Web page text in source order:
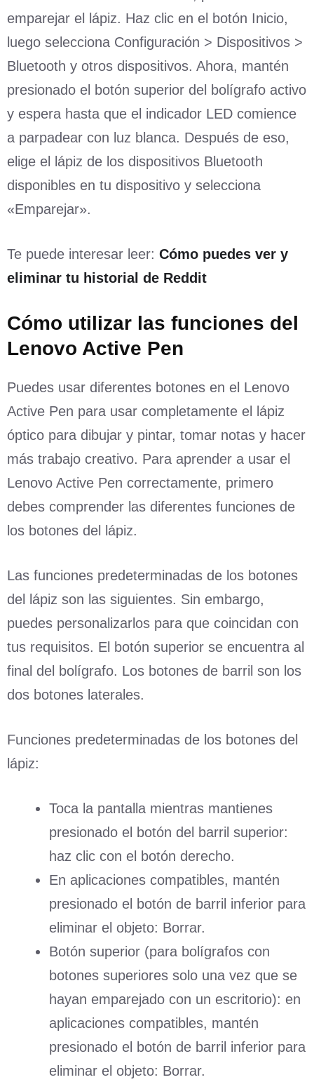
emparejar el lápiz. Haz clic en el botón Inicio,
luego selecciona Configuración > Dispositivos >
Bluetooth y otros dispositivos. Ahora, mantén
presionado el botón superior del bolígrafo activo
y espera hasta que el indicador LED comience
a parpadear con luz blanca. Después de eso,
elige el lápiz de los dispositivos Bluetooth
disponibles en tu dispositivo y selecciona
«Emparejar».
Te puede interesar leer: Cómo puedes ver y
eliminar tu historial de Reddit
Cómo utilizar las funciones del
Lenovo Active Pen
Puedes usar diferentes botones en el Lenovo
Active Pen para usar completamente el lápiz
óptico para dibujar y pintar, tomar notas y hacer
más trabajo creativo. Para aprender a usar el
Lenovo Active Pen correctamente, primero
debes comprender las diferentes funciones de
los botones del lápiz.
Las funciones predeterminadas de los botones
del lápiz son las siguientes. Sin embargo,
puedes personalizarlos para que coincidan con
tus requisitos. El botón superior se encuentra al
final del bolígrafo. Los botones de barril son los
dos botones laterales.
Funciones predeterminadas de los botones del
lápiz:
Toca la pantalla mientras mantienes
presionado el botón del barril superior:
haz clic con el botón derecho.
En aplicaciones compatibles, mantén
presionado el botón de barril inferior para
eliminar el objeto: Borrar.
Botón superior (para bolígrafos con
botones superiores solo una vez que se
hayan emparejado con un escritorio): en
aplicaciones compatibles, mantén
presionado el botón de barril inferior para
eliminar el objeto: Borrar.